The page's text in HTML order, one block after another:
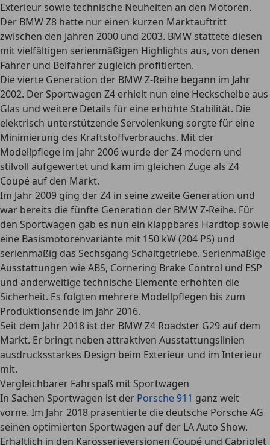
Exterieur sowie technische Neuheiten an den Motoren.
Der BMW Z8 hatte nur einen kurzen Marktauftritt
zwischen den Jahren 2000 und 2003. BMW stattete diesen
mit vielfältigen serienmäßigen Highlights aus, von denen
Fahrer und Beifahrer zugleich profitierten.
Die vierte Generation der BMW Z-Reihe begann im Jahr
2002. Der Sportwagen Z4 erhielt nun eine Heckscheibe aus
Glas und weitere Details für eine erhöhte Stabilität. Die
elektrisch unterstützende Servolenkung sorgte für eine
Minimierung des Kraftstoffverbrauchs. Mit der
Modellpflege im Jahr 2006 wurde der Z4 modern und
stilvoll aufgewertet und kam im gleichen Zuge als Z4
Coupé auf den Markt.
Im Jahr 2009 ging der Z4 in seine zweite Generation und
war bereits die fünfte Generation der BMW Z-Reihe. Für
den Sportwagen gab es nun ein klappbares Hardtop sowie
eine Basismotorenvariante mit 150 kW (204 PS) und
serienmäßig das Sechsgang-Schaltgetriebe. Serienmäßige
Ausstattungen wie ABS, Cornering Brake Control und ESP
und anderweitige technische Elemente erhöhten die
Sicherheit. Es folgten mehrere Modellpflegen bis zum
Produktionsende im Jahr 2016.
Seit dem Jahr 2018 ist der BMW Z4 Roadster G29 auf dem
Markt. Er bringt neben attraktiven Ausstattungslinien
ausdrucksstarkes Design beim Exterieur und im Interieur
mit.
Vergleichbarer Fahrspaß mit Sportwagen
In Sachen Sportwagen ist der Porsche 911 ganz weit
vorne. Im Jahr 2018 präsentierte die deutsche Porsche AG
seinen optimierten Sportwagen auf der LA Auto Show.
Erhältlich in den Karosserieversionen Coupé und Cabriolet